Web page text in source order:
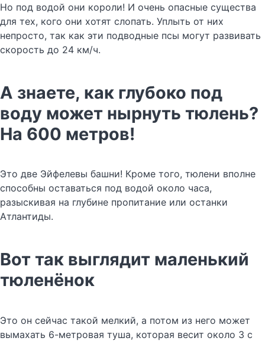
Но под водой они короли! И очень опасные существа
для тех, кого они хотят слопать. Уплыть от них
непросто, так как эти подводные псы могут развивать
скорость до 24 км/ч.
А знаете, как глубоко под
воду может нырнуть тюлень?
На 600 метров!
Это две Эйфелевы башни! Кроме того, тюлени вполне
способны оставаться под водой около часа,
разыскивая на глубине пропитание или останки
Атлантиды.
Вот так выглядит маленький
тюленёнок
Это он сейчас такой мелкий, а потом из него может
вымахать 6-метровая туша, которая весит около 3 с